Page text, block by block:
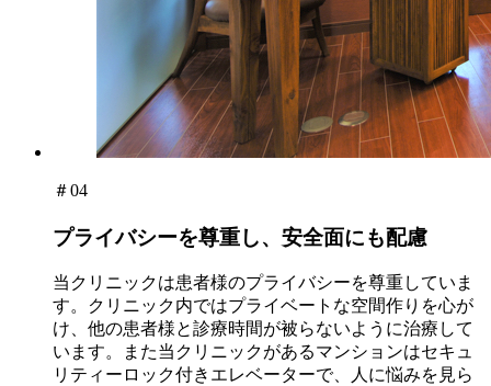
＃04
プライバシーを尊重し、安全面にも配慮
当クリニックは患者様のプライバシーを尊重していま
す。クリニック内ではプライベートな空間作りを心が
け、他の患者様と診療時間が被らないように治療して
います。また当クリニックがあるマンションはセキュ
リティーロック付きエレベーターで、人に悩みを見ら